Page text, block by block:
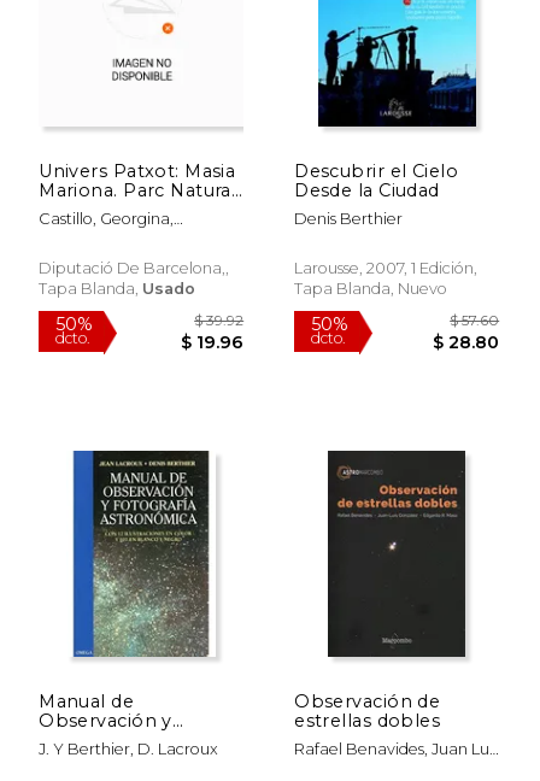
40%
dcto.
$ 87.67
$ 52.60
50%
dcto.
$
$
Univers Patxot: Masia
Mariona. Parc Natural
del Montseny
Castillo, Georgina,
Caus, Ramon
Diputació De Barcelona,,
Tapa Blanda, Usado
Descubrir el Cielo
Desde la Ciudad
Denis Berthier
Larousse, 2007, 1 Edición,
Tapa Blanda, Nuevo
Manual de
Observación y
Fotografía
Astronómica
J. Y Berthier, D. Lacroux
Observación de
estrellas dobles
Rafael Benavides, Juan Luis